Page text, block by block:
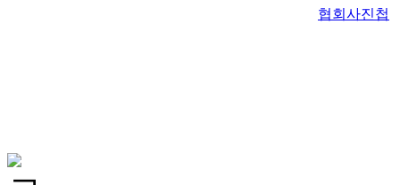
협회사진첩